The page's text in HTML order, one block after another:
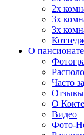
2х
3х
3х
О пансионате
Часто
Отзывы
О
Видео
Фото-